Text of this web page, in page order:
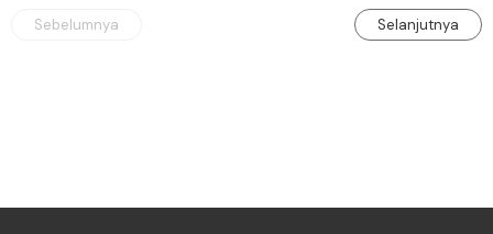
Sebelumnya Selanjutnya